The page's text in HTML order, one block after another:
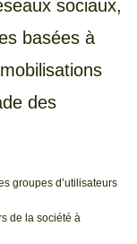
sociaux,
basées à
des
groupes d’utilisateurs
de la société à